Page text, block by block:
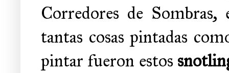
Corredores de
tantas cosas pintadas
pintar fueron estos